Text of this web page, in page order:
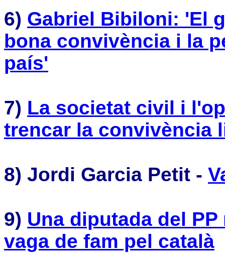
6) Gabriel Bibiloni: 'El
bona convivència i la
país'
7) La societat civil i
trencar la convivència
8) Jordi Garcia Petit -
9) Una diputada del
vaga de fam pel català